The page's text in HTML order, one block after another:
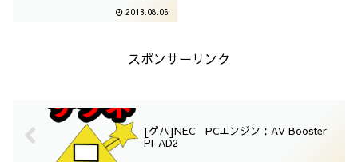
ソフトを紹介していきます。今回
フトです。スポーツゲーム以外で
の年数表示はなかなか珍しいです
2013.08.06
スポンサーリンク
[ゲハ]NEC PCエンジン：AV Booster
PI-AD2